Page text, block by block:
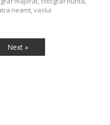
neamt,vaslui
Next »